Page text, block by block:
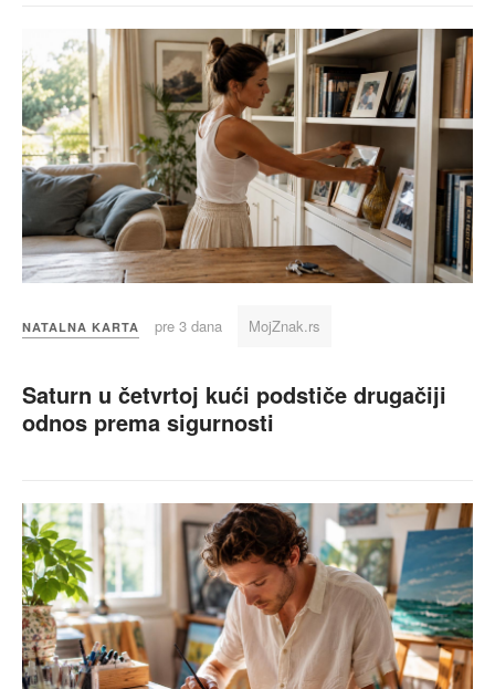
NATALNA KARTA pre 3 dana MojZnak.rs
Saturn u četvrtoj kući podstiče drugačiji
odnos prema sigurnosti